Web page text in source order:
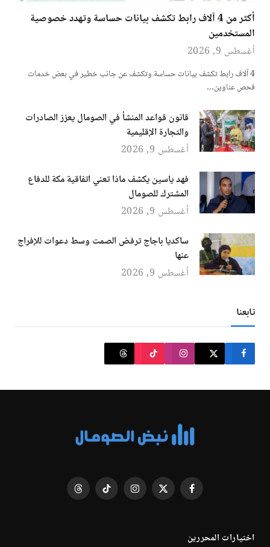
أكثر من 4 آلاف رابط تكشف بيانات حساسة وتهدد خصوصية
المستخدمين
أغسطس 9, 2026
4 آلاف رابط تكشف بيانات حساسة وتكشف عن جانب خطير في بعض خدمات
فحص عناوين…
قانون قواعد المنشأ في الصومال يعزز الصادرات
والتجارة الإقليمية
أغسطس 9, 2026
فهد ياسين يكشف ماذا تعني اتفاقية مكة للدفاع
المشترك للصومال
أغسطس 9, 2026
ساكديا باجاج ترفض الصمت وسط دعوات للإفراج
عنها
أغسطس 9, 2026
تابعنا
فيسبوك X
الانستغرامتيكتوك Threads
اختيارات المحررين